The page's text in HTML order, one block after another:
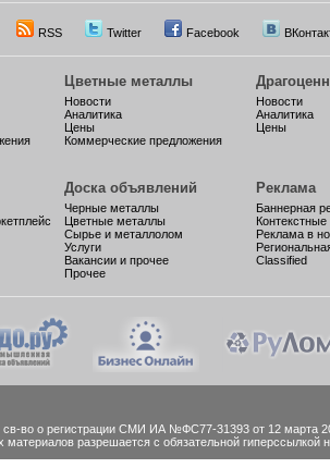
RSS Twitter Facebook
Цветные металлы
Новости
Аналитика
Цены
Коммерческие предложения
Новости
Аналитика
Цены
Доска объявлений
Черные металлы
Цветные металлы
Сырье и металлолом
Услуги
Вакансии и прочее
Прочее
Реклама
Баннерная
Реклама в
Classified
св-во о регистрации СМИ ИА №ФС77-31393 от 12 марта
материалов разрешается с обязательной гиперссылкой